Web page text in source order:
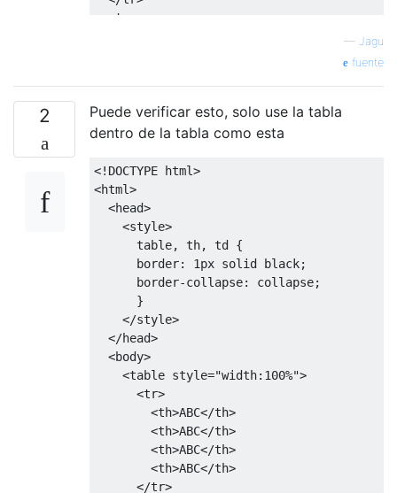
<tr>
</tr>
<tr>
<td>Item 3</td>
<td>
<td>
</tr>
</table>
— Jagu
fuente
2
Puede verificar esto, solo use la tabla
dentro de la tabla como esta
<!DOCTYPE html>
<html>
<head>
<style>
      table
, th, td {
border: 1px solid black;
border-collapse: collapse;
}
</style>
</head>
<body>
<table style="width: 100%">
<tr>
<th>ABC</th>
<th>ABC</th>
<th>ABC</th>
<th>ABC</th>
</tr>